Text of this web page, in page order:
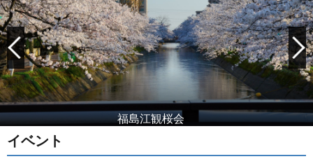
福島江観桜会
イベント